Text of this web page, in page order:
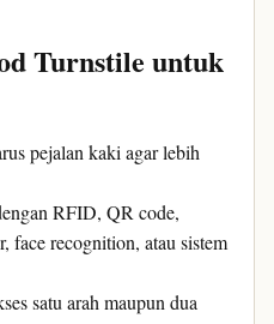
Turnstile untuk
pejalan kaki agar lebih
RFID, QR code,
face recognition, atau sistem
satu arah maupun dua